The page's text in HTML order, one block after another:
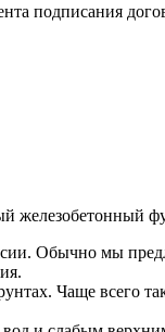
подписания
железобетонный
Обычно мы
Чаще всего